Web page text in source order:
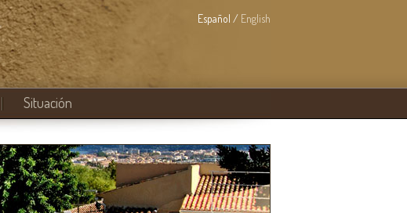
Español / English
Situación